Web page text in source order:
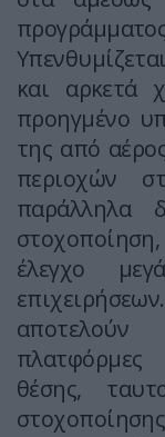
και αρκετά
προηγμένο
της από
περιοχών
παράλληλα
έλεγχο
αποτελούν
πλατφόρμες
θέσης,